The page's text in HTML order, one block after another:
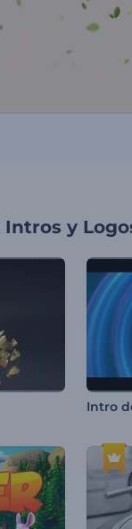
Intros y
Intro